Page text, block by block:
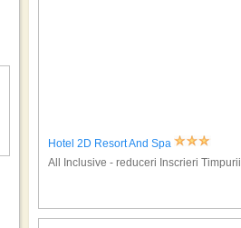
Hotel 2D Resort And Spa
All Inclusive - reduceri Inscrieri Timpurii